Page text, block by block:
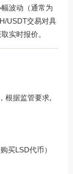
波动（通常为
USDT交易对具
实时报价。
根据监管要求,
买LSD代币）